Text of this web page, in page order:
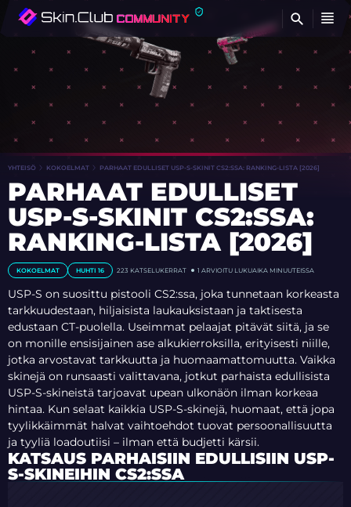
YHTEISÖ KOKOELMAT PARHAAT EDULLISET USP-S-SKINIT CS2:SSA: RANKING-LISTA [2026]
PARHAAT EDULLISET
USP-S-SKINIT CS2:SSA:
RANKING-LISTA [2026]
KOKOELMAT HUHTI 16 223 KATSELUKERRAT 1 ARVIOITU LUKUAIKA MINUUTEISSA
USP-S on suosittu pistooli CS2:ssa, joka tunnetaan korkeasta
tarkkuudestaan, hiljaisista laukauksistaan ja taktisesta
edustaan CT-puolella. Useimmat pelaajat pitävät siitä, ja se
on monille ensisijainen ase alkukierroksilla, erityisesti niille,
jotka arvostavat tarkkuutta ja huomaamattomuutta. Vaikka
skinejä on runsaasti valittavana, jotkut parhaista edullisista
USP-S-skineistä tarjoavat upean ulkonäön ilman korkeaa
hintaa. Kun selaat kaikkia USP-S-skinejä, huomaat, että jopa
tyylikkäimmät halvat vaihtoehdot tuovat persoonallisuutta
ja tyyliä loadoutiisi – ilman että budjetti kärsii.
KATSAUS PARHAISIIN EDULLISIIN USP-
S-SKINEIHIN CS2:SSA